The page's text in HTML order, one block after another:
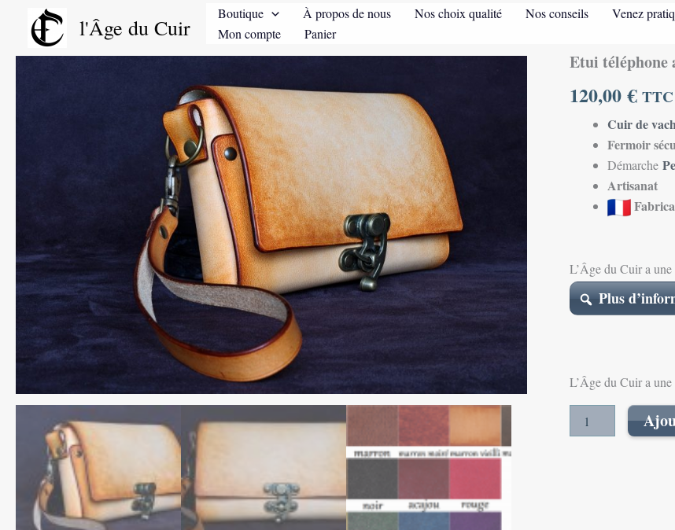
l'Âge du Cuir
Boutique À propos de nous Nos choix qualité Nos conseils Venez
Mon compte
Panier
Étui téléphone
120,00€ TTC
Cuir de
Fermoir
Démarche
Artisanat
L’Âge du Cuir a
Plus
L’Âge du Cuir a
quantité
Étui
téléphone
dragonne